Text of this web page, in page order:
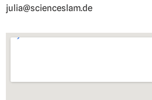
julia@scienceslam.de